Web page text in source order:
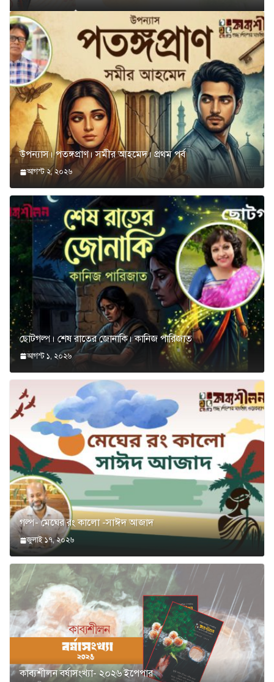
উপন্যাস। পতঙ্গপ্রাণ। সমীর আহমেদ। প্রথম পর্ব
আগস্ট ২, ২০২৬
ছোটগল্প। শেষ রাতের জোনাকি। কানিজ পারিজাত
আগস্ট ১, ২০২৬
গল্প- মেঘের রং কালো -সাঈদ আজাদ
জুলাই ১৭, ২০২৬
কাব্যশীলন বর্ষাসংখ্যা- ২০২৬ ইপেপার